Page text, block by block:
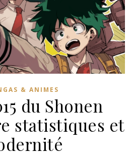
& ANIMES
du Shonen
statistiques et